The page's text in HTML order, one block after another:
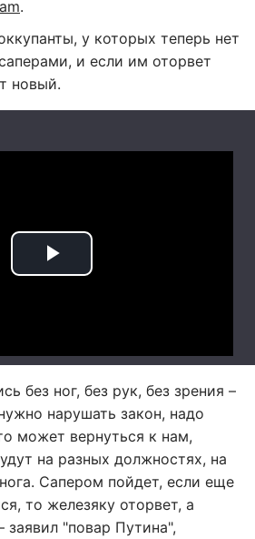
.
у которых теперь нет
и если им оторвет
новый.
без ног, без рук, без зрения –
нарушать закон, надо
может вернуться к нам,
на разных должностях, на
Сапером пойдет, если еще
то железяку оторвет, а
"повар Путина",